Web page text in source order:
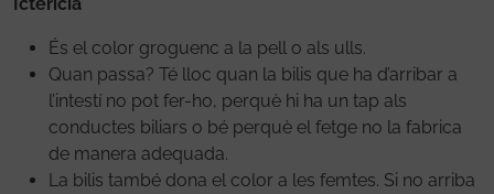
És el color groguenc a la pell o als ulls.
Quan passa? Té lloc quan la bilis que ha d’arribar a
l’intestí no pot fer-ho, perquè hi ha un tap als
conductes biliars o bé perquè el fetge no la fabrica
de manera adequada.
La bilis també dona el color a les femtes. Si no arriba